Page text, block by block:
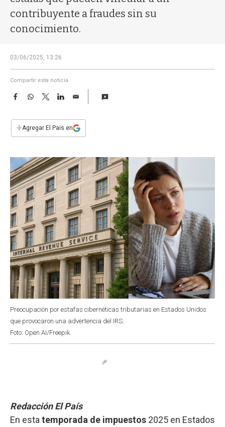
contribuyente a fraudes sin su
conocimiento.
03/06/2025, 13:26
Compartir esta noticia
F
e
b
k
W
s
p
T
w
t
L
n
E
i
l
+Agregar El País en
Preocupación por estafas cibernéticas tributarias en Estados Unidos
que provocaron una advertencia del IRS.
Foto: Open AI/Freepik.
Redacción El País
En esta temporada de impuestos 2025 en Estados